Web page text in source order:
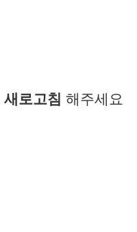
새로고침 해주세요